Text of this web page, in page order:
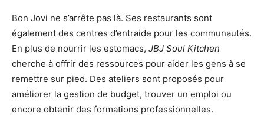
Bon Jovi ne s’arrête pas là. Ses restaurants sont
également des centres d’entraide pour les communautés.
En plus de nourrir les estomacs, JBJ Soul Kitchen
cherche à offrir des ressources pour aider les gens à se
remettre sur pied. Des ateliers sont proposés pour
améliorer la gestion de budget, trouver un emploi ou
encore obtenir des formations professionnelles.